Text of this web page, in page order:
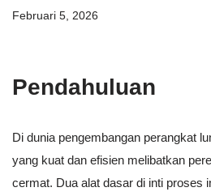
Februari 5, 2026
Pendahuluan
Di dunia pengembangan perangkat
yang kuat dan efisien melibatkan
cermat. Dua alat dasar di inti proses